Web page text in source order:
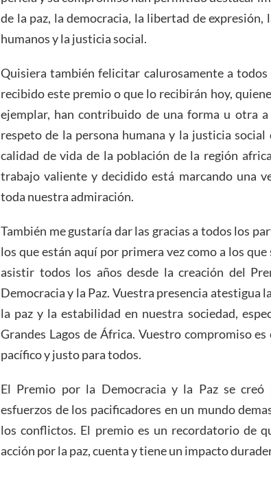
de la paz, la democracia, la libertad de expresión,
humanos y la justicia social.
Quisiera también felicitar calurosamente a todos
recibido este premio o que lo recibirán hoy,
ejemplar, han contribuido de una forma u otra
respeto de la persona humana y la justicia
calidad de vida de la población de la región
trabajo valiente y decidido está marcando una
toda nuestra admiración.
También me gustaría dar las gracias a todos los
los que están aquí por primera vez como a los
asistir todos los años desde la creación del
Democracia y la Paz. Vuestra presencia atestigua
la paz y la estabilidad en nuestra sociedad,
Grandes Lagos de África. Vuestro compromiso
pacífico y justo para todos.
El Premio por la Democracia y la Paz se creó
esfuerzos de los pacificadores en un mundo
los conflictos. El premio es un recordatorio de
acción por la paz, cuenta y tiene un impacto